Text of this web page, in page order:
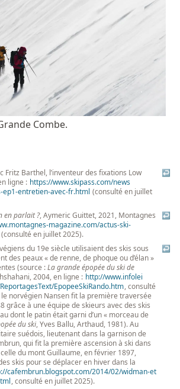
Combe.
Fritz Barthel, l’inventeur des fixations Low
ligne : https://www.skipass.com/news
-ep1-entretien-avec-fr.html (consulté en juillet
↩
en parlait ?, Aymeric Guittet, 2021, Montagnes
.montagnes-magazine.com/actus-ski-
(consulté en juillet 2025).
↩
du 19e siècle utilisaient des skis sous
des peaux « de renne, de phoque ou d’élan »
(source :La grande épopée du ski de
2004, en ligne : http://www.infolei
/EpopeeSkiRando.htm, consulté
norvégien Nansen fit la première traversée
grâce à une équipe de skieurs avec des skis
dont le patin était garni d’un « morceau de
du ski, Yves Ballu, Arthaud, 1981). Au
suédois, lieutenant dans la garnison de
qui fit la première ascension à ski dans
du mont Guillaume, en février 1897,
skis pour se déplacer en hiver dans la
cafembrun.blogspot.com/2014/02/widman-et
, consulté en juillet 2025).
↩